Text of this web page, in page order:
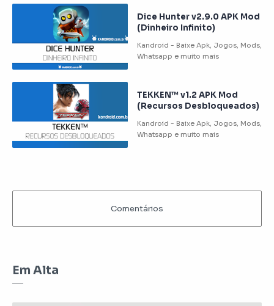
Dice Hunter v2.9.0 APK Mod
(Dinheiro Infinito)
TEKKEN™ v1.2 APK Mod
(Recursos Desbloqueados)
Em Alta